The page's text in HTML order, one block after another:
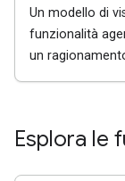
Un modello di
funzionalità
un
Esplora le